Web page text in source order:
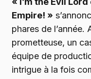
Empire! »
phares de
prometteuse, un
équipe de
intrigue à la fois